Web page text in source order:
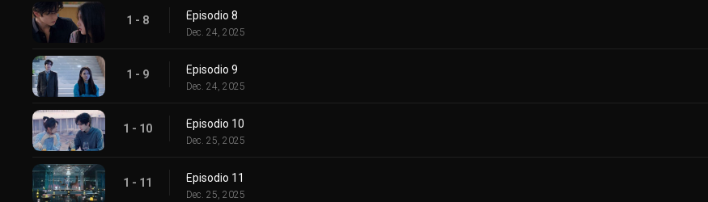
1 - 8 Episodio 8
Dec. 24, 2025
1 - 9 Episodio 9
Dec. 24, 2025
1 - 10 Episodio 10
Dec. 25, 2025
1 - 11 Episodio 11
Dec. 25, 2025